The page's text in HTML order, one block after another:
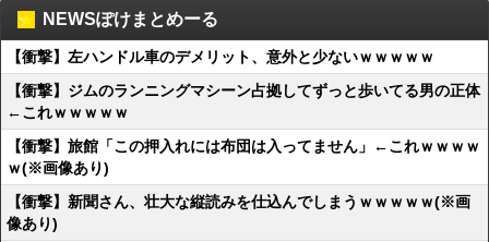
NEWSぽけまとめーる
【衝撃】左ハンドル車のデメリット、意外と少ないｗｗｗｗｗ
【衝撃】ジムのランニングマシーン占拠してずっと歩いてる男の正体
←これｗｗｗｗｗ
【衝撃】旅館「この押入れには布団は入ってません」←これｗｗｗｗ
ｗ(※画像あり)
【衝撃】新聞さん、壮大な縦読みを仕込んでしまうｗｗｗｗｗ(※画
像あり)